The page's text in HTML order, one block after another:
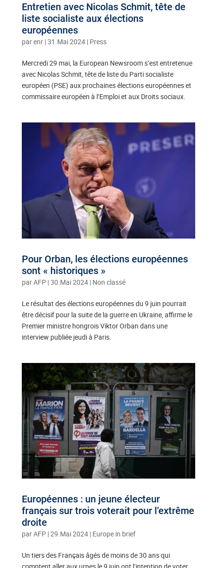
Entretien avec Nicolas Schmit, tête de
liste socialiste aux élections
européennes
parenr|31.Mai 2024| Press
Mercredi 29 mai, la European Newsroom s’est entretenue
avec Nicolas Schmit, tête de liste du Parti socialiste
européen (PSE) aux prochaines élections européennes et
commissaire européen à l’Emploi et aux Droits sociaux.
Pour Orban, les élections européennes
sont « historiques »
parAFP|30.Mai 2024| Non classé
Le résultat des élections européennes du 9 juin pourrait
être décisif pour la suite de la guerre en Ukraine, affirme le
Premier ministre hongrois Viktor Orban dans une
interview publiée jeudi à Paris.
Européennes : un jeune électeur
français sur trois voterait pour l’extrême
droite
parAFP|29.Mai 2024| Europe in brief
Un tiers des Français âgés de moins de 30 ans qui